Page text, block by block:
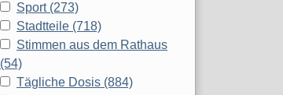
Sport (273)
Stadtteile (718)
Stimmen aus dem Rathaus
(54)
Tägliche Dosis (884)